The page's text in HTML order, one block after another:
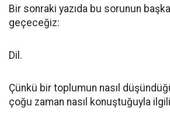
Bir sonraki yazıda bu sorunun
geçeceğiz:
Dil.
Çünkü bir toplumun nasıl
çoğu zaman nasıl konuştuğuyla